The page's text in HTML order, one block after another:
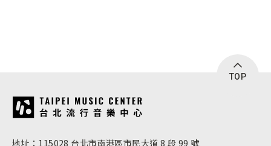
TOP
:::
地址：115028 台北市南港區市民大道 8 段 99 號